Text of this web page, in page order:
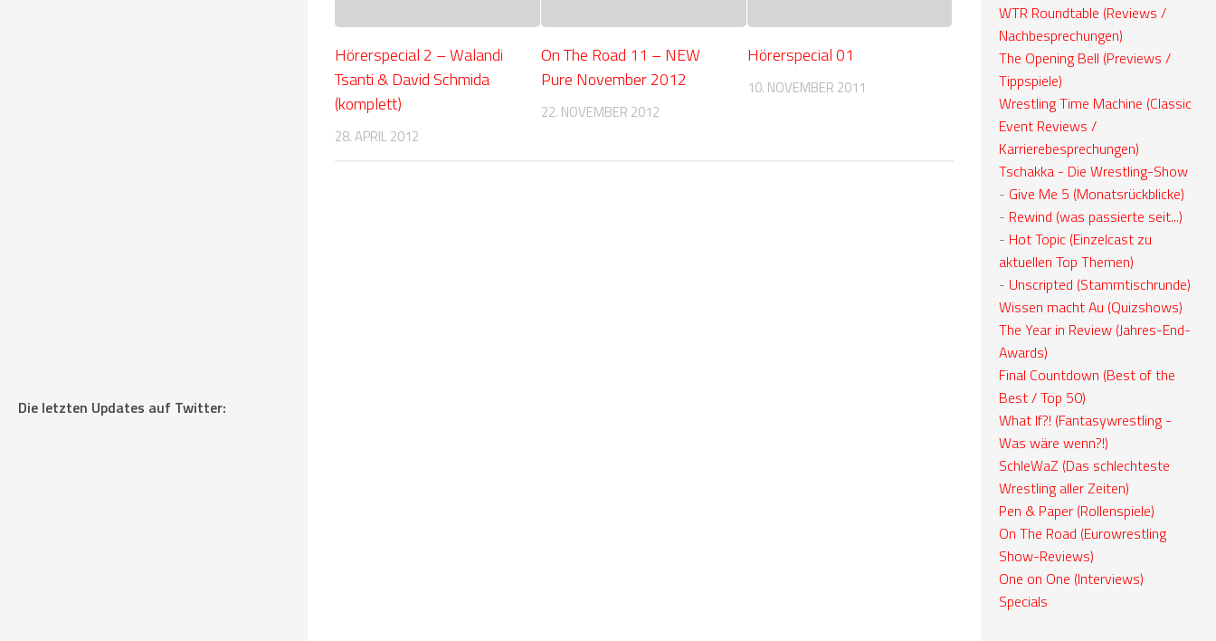
Hörerspecial 2 – Walandi
Tsanti & David Schmida
(komplett)
28. APRIL 2012
On The Road 11 – NEW
Pure November 2012
22. NOVEMBER 2012
Hörerspecial 01
10. NOVEMBER 2011
Die letzten Updates auf Twitter:
WTR Roundtable (Reviews /
Nachbesprechungen)
The Opening Bell (Previews /
Tippspiele)
Wrestling Time Machine (Classic
Event Reviews /
Karrierebesprechungen)
Tschakka - Die Wrestling-Show
- Give Me 5 (Monatsrückblicke)
- Rewind (was passierte seit...)
- Hot Topic (Einzelcast zu
aktuellen Top Themen)
- Unscripted (Stammtischrunde)
Wissen macht Au (Quizshows)
The Year in Review (Jahres-End-
Awards)
Final Countdown (Best of the
Best / Top 50)
What If?! (Fantasywrestling -
Was wäre wenn?!)
SchleWaZ (Das schlechteste
Wrestling aller Zeiten)
Pen & Paper (Rollenspiele)
On The Road (Eurowrestling
Show-Reviews)
One on One (Interviews)
Specials